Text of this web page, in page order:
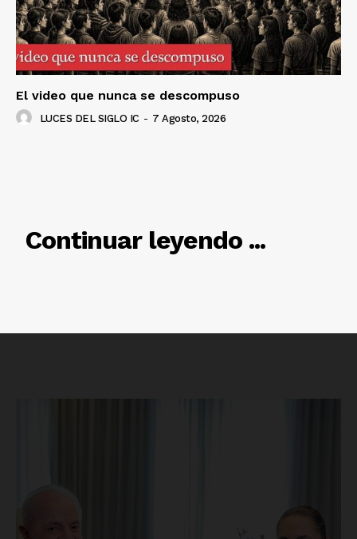
Empresa
Nosotros
Mi cuenta
El video que nunca se descompuso
LUCES DEL SIGLO IC - 7 Agosto, 2026
Continuar leyendo ...
RELACIONADO